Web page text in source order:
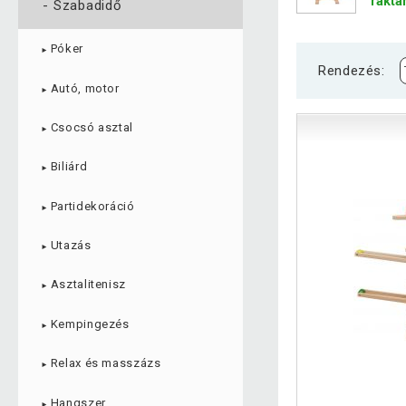
- Szabadidő
► Póker
► Autó, motor
► Csocsó asztal
► Biliárd
► Partidekoráció
► Utazás
► Asztalitenisz
► Kempingezés
► Relax és masszázs
► Hangszer
Rendezés: